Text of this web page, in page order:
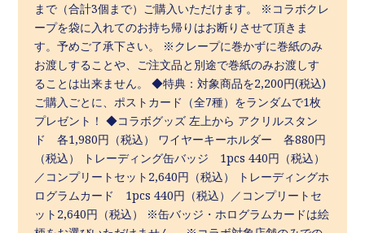
まで（合計3個まで）ご購入いただけます。 ※コラボクレ
ープを袋に入れてのお持ち帰りはお断りさせて頂きま
す。予めご了承下さい。 ※クレープに巻かずに巻紙のみ
お渡しすることや、ご注文品と別途で巻紙のみお渡しす
ることは出来ません。 ◆特典：対象商品を2,200円(税込)
ご購入ごとに、ポストカード（全7種）をランダムで1枚
プレゼント！ ◆コラボグッズ 左上から アクリルスタン
ド 各1,980円（税込） ワイヤーキーホルダー 各880円
（税込） トレーディング缶バッジ 1pcs 440円（税込）
／コンプリートセット2,640円（税込） トレーディングホ
ログラムカード 1pcs 440円（税込）／コンプリートセ
ット2,640円（税込） ※缶バッジ・ホログラムカードは絵